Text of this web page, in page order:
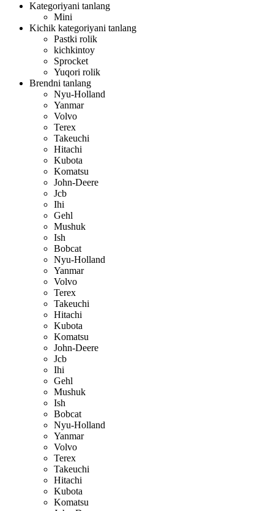
Kategoriyani tanlang
Mini
Kichik kategoriyani tanlang
Pastki rolik
kichkintoy
Sprocket
Yuqori rolik
Brendni tanlang
Nyu-Holland
Yanmar
Volvo
Terex
Takeuchi
Hitachi
Kubota
Komatsu
John-Deere
Jcb
Ihi
Gehl
Mushuk
Ish
Bobcat
Nyu-Holland
Yanmar
Volvo
Terex
Takeuchi
Hitachi
Kubota
Komatsu
John-Deere
Jcb
Ihi
Gehl
Mushuk
Ish
Bobcat
Nyu-Holland
Yanmar
Volvo
Terex
Takeuchi
Hitachi
Kubota
Komatsu